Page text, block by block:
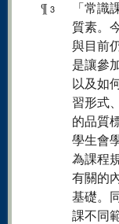
¶ 3
「常
質素。
與目前
是讓參
以及如
習形式
的品質
學生會
為課程
有關的
基礎。
課不同